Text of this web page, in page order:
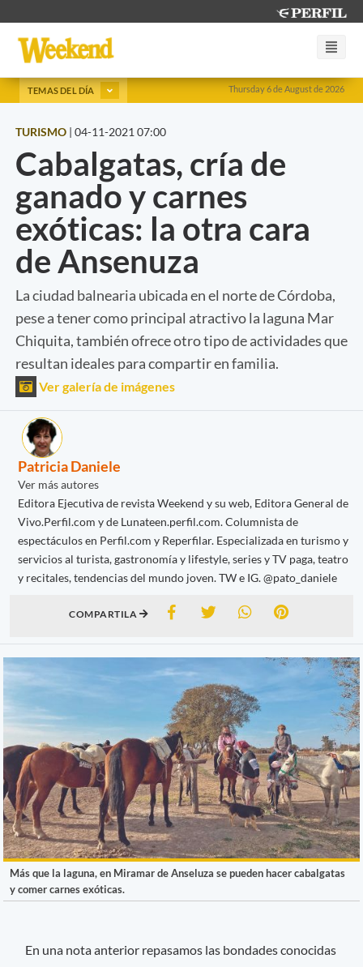
Thursday 6 de August de 2026
TEMAS DEL DÍA
TURISMO | 04-11-2021 07:00
Cabalgatas, cría de
ganado y carnes
exóticas: la otra cara
de Ansenuza
La ciudad balnearia ubicada en el norte de Córdoba,
pese a tener como principal atractivo la laguna Mar
Chiquita, también ofrece otro tipo de actividades que
resultan ideales para compartir en familia.
Ver galería de imágenes
Patricia Daniele
Ver más autores
Editora Ejecutiva de revista Weekend y su web, Editora General de
Vivo.Perfil.com y de Lunateen.perfil.com. Columnista de
espectáculos en Perfil.com y Reperfilar. Especializada en turismo y
servicios al turista, gastronomía y lifestyle, series y TV paga, teatro
y recitales, tendencias del mundo joven. TW e IG. @pato_daniele
COMPARTILA
Más que la laguna, en Miramar de Anseluza se pueden hacer cabalgatas
y comer carnes exóticas.
En una nota anterior repasamos las bondades conocidas